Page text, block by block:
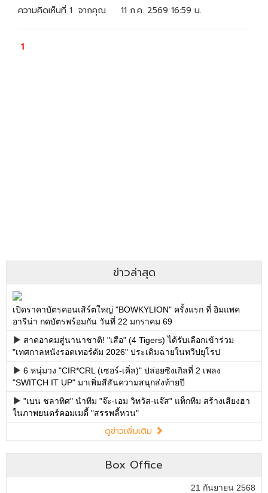
ข่าวล่าสุด
เปิดราคาบัตรคอนเสิร์ตใหญ่ "BOWKYLION" ครั้งแรก ที่ อิมแพค
อารีน่า กดบัตรพร้อมกัน วันที่ 22 มกราคม 69
สาดอาคมสู่นานาชาติ! "เสือ" (4 Tigers) ได้รับเลือกเข้าร่วม
"เทศกาลหนังรอตเทอร์ดัม 2026" ประเดิมฉายในทวีปยุโรป
6 หนุ่มวง "CIR*CRL (เซอร์-เคิ่ล)" ปล่อยซิงเกิลที่ 2 เพลง
"SWITCH IT UP" มาเพิ่มสีสันความสนุกส่งท้ายปี
"เบน ชลาทิศ" นำทีม "จ๊ะ-เอม วิทวัส-แจ๊ส" แท็กทีม สร้างเสียงฮา
ในภาพยนตร์คอมเมดี้ "สรรพลี้หวน"
ดูข่าวเพิ่มเติม
Box Office
21 กันยายน 2568